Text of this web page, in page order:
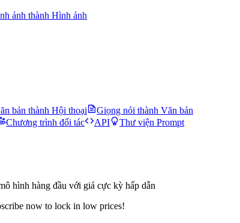
ảnh thành Hình ảnh
bản thành Hội thoại
Giọng nói thành Văn bản
Chương trình đối tác API
Thư viện Prompt
hình hàng đầu với giá cực kỳ hấp dẫn
now to lock in low prices!